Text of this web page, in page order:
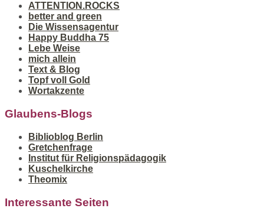
ATTENTION.ROCKS
better and green
Die Wissensagentur
Happy Buddha 75
Lebe Weise
mich allein
Text & Blog
Topf voll Gold
Wortakzente
Glaubens-Blogs
Biblioblog Berlin
Gretchenfrage
Institut für Religionspädagogik
Kuschelkirche
Theomix
Interessante Seiten